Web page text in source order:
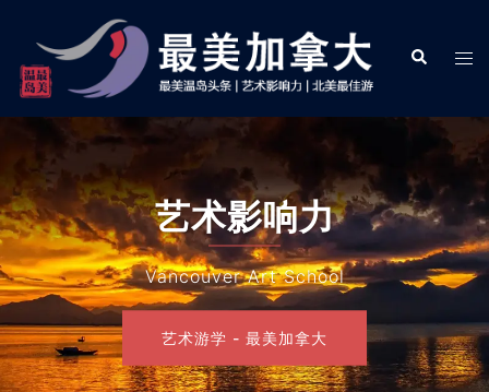
content
Search
艺术影响力
Vancouver Art School
艺术游学 - 最美加拿大